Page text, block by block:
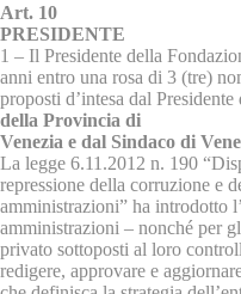
Art. 10
PRESIDENTE
1 – Il Presidente della
anni entro una rosa di 3 (tre)
proposti d’intesa dal
della Provincia di
Venezia e dal Sindaco di
La legge 6.11.2012 n. 190
repressione della corruzione e
amministrazioni” ha introdotto
amministrazioni – nonché per
privato sottoposti al loro
redigere, approvare e